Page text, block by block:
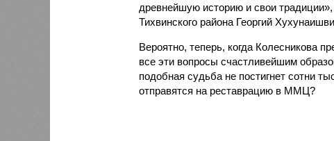
древнейшую историю и свои традиции»,
Тихвинского района Георгий
Вероятно, теперь, когда Колесникова
все эти вопросы счастливейшим
подобная судьба не постигнет сотни
отправятся на реставрацию в ММЦ?